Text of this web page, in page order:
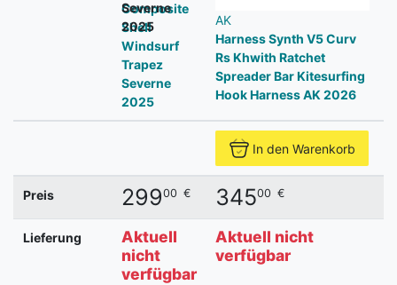
Composite
Shell
Windsurf
Trapez
Severne
2025
AK
Harness Synth V5 Curv
Rs Khwith Ratchet
Spreader Bar Kitesurfing
Hook Harness AK 2026
In den Warenkorb
Preis 29900 € 34500 €
Lieferung
Aktuell
nicht
verfügbar
Aktuell nicht
verfügbar